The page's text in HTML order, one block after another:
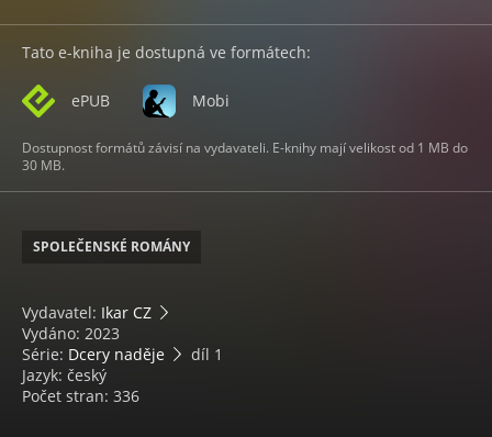
Tato e-kniha je dostupná ve formátech:
ePUB Mobi
Dostupnost formátů závisí na vydavateli. E-knihy mají velikost od 1 MB do
30 MB.
SPOLEČENSKÉ ROMÁNY
Vydavatel: Ikar CZ
Vydáno: 2023
Série: Dcery naděje
díl 1
Jazyk: český
Počet stran: 336